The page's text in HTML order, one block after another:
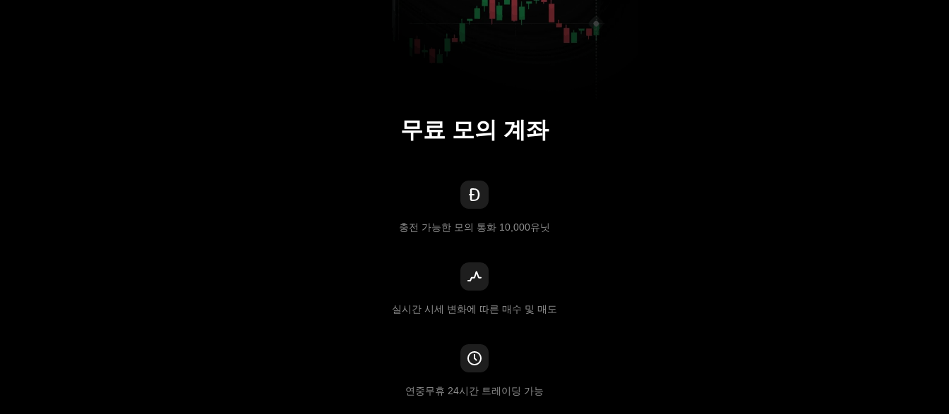
무료 모의 계좌
충전 가능한 모의 통화 10,000유닛
실시간 시세 변화에 따른 매수 및 매도
연중무휴 24시간 트레이딩 가능